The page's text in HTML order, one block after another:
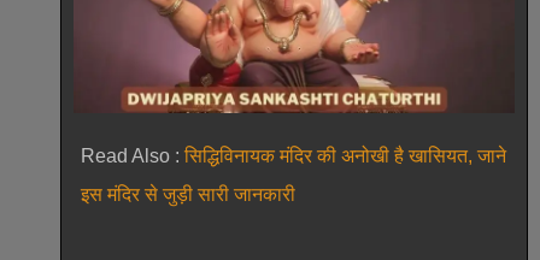
Read Also :सिद्धिविनायक मंदिर की अनोखी है खासियत, जाने
इस मंदिर से जुड़ी सारी जानकारी